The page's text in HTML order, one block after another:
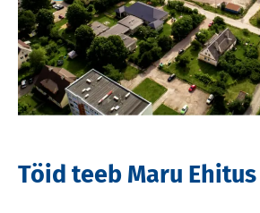
Töid teeb Maru Ehitus